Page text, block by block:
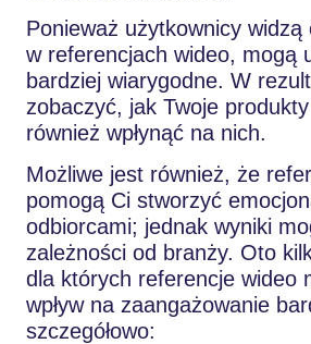
Ponieważ użytkownicy
w referencjach wideo, mogą
bardziej wiarygodne. W
zobaczyć, jak Twoje
również wpłynąć na nich.
Możliwe jest również, że
pomogą Ci stworzyć
odbiorcami; jednak wyniki
zależności od branży. Oto
dla których referencje wideo
wpływ na zaangażowanie
szczegółowo: